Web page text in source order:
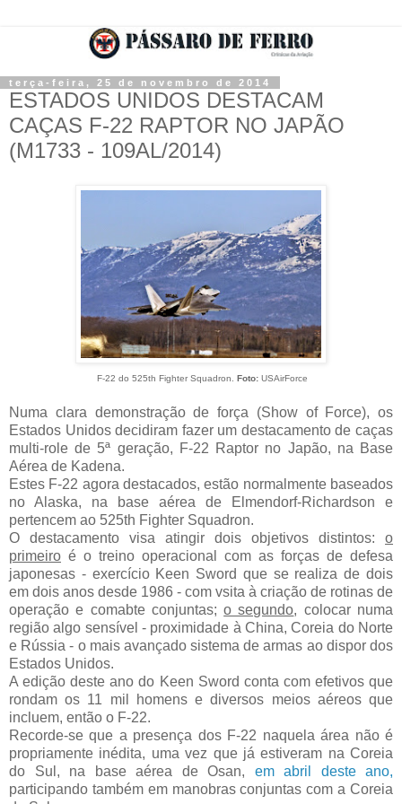
terça-feira, 25 de novembro de 2014
ESTADOS UNIDOS DESTACAM
CAÇAS F-22 RAPTOR NO JAPÃO
(M1733 - 109AL/2014)
F-22 do 525th Fighter Squadron. Foto: USAirForce
Numa clara demonstração de força (Show of Force), os
Estados Unidos decidiram fazer um destacamento de caças
multi-role de 5ª geração, F-22 Raptor no Japão, na Base
Aérea de Kadena.
Estes F-22 agora destacados, estão normalmente baseados
no Alaska, na base aérea de Elmendorf-Richardson e
pertencem ao 525th Fighter Squadron.
O destacamento visa atingir dois objetivos distintos: o
primeiro é o treino operacional com as forças de defesa
japonesas - exercício Keen Sword que se realiza de dois
em dois anos desde 1986 - com vsita à criação de rotinas de
operação e comabte conjuntas;o segundo, colocar numa
região algo sensível - proximidade à China, Coreia do Norte
e Rússia - o mais avançado sistema de armas ao dispor dos
Estados Unidos.
A edição deste ano do Keen Sword conta com efetivos que
rondam os 11 mil homens e diversos meios aéreos que
incluem, então o F-22.
Recorde-se que a presença dos F-22 naquela área não é
propriamente inédita, uma vez que já estiveram na Coreia
do Sul, na base aérea de Osan, em abril deste ano,
participando também em manobras conjuntas com a Coreia